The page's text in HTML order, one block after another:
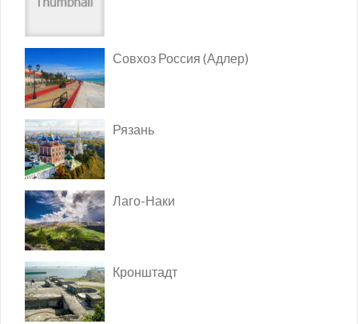
Совхоз Россия (Адлер)
Рязань
Лаго-Наки
Кронштадт